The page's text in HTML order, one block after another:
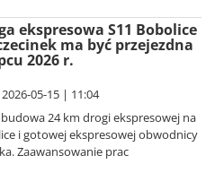
ekspresowa S11 Bobolice
ma być przejezdna
2026 r.
2026-05-15 | 11:04
24 km drogi ekspresowej na
i gotowej ekspresowej obwodnicy
Zaawansowanie prac